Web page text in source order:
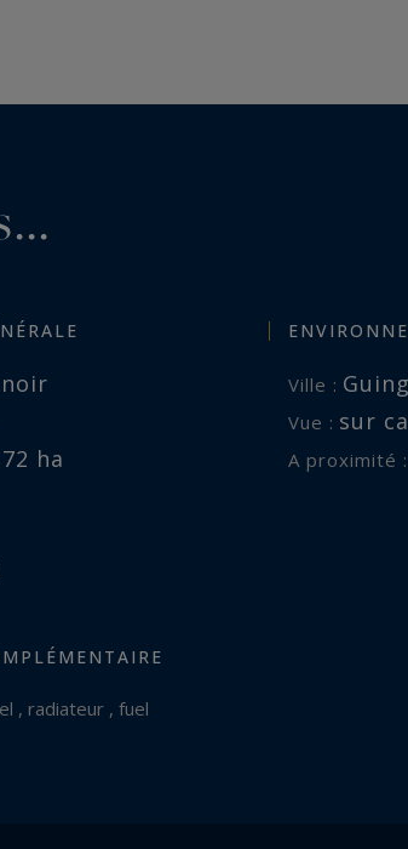
ha
Ville :
Vue : sur
A proximité :
, radiateur , fuel